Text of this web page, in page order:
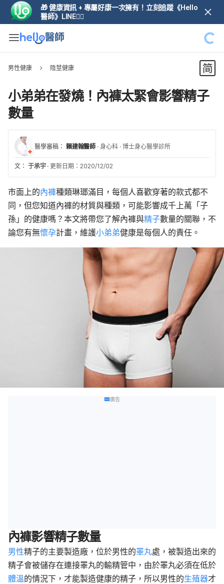
🎁 健康資訊 + 專屬好康一次擁有！立刻追蹤《Hello
醫師》LINE👆🏼
男性健康 陰莖健康
小弟弟在發燒！內褲太緊會影響精子
數量
醫學審稿： 賴建翰醫師 · 身心科 · 博士身心醫學診所
文： 于承宇 · 更新日期：2020/12/02
市面上的內褲種類琳瑯滿目，每個人喜歡穿著的款式都不
同，但您知道內褲的材質與種類，可能影響成千上萬「子
孫」的健康嗎？本文將帶您了解內褲與精子數量的關聯，不
論您有無懷孕計畫，維護小弟弟健康是每個人的責任。
廣告
內褲影響精子數量
男性精子的主要製造廠，位於男性的睪丸處，被製造出來的
精子會被儲存在連接睪丸的輸精管中，由於睪丸必須在低於
體溫的情況下，才能製造健康的精子，所以男性的生殖器才